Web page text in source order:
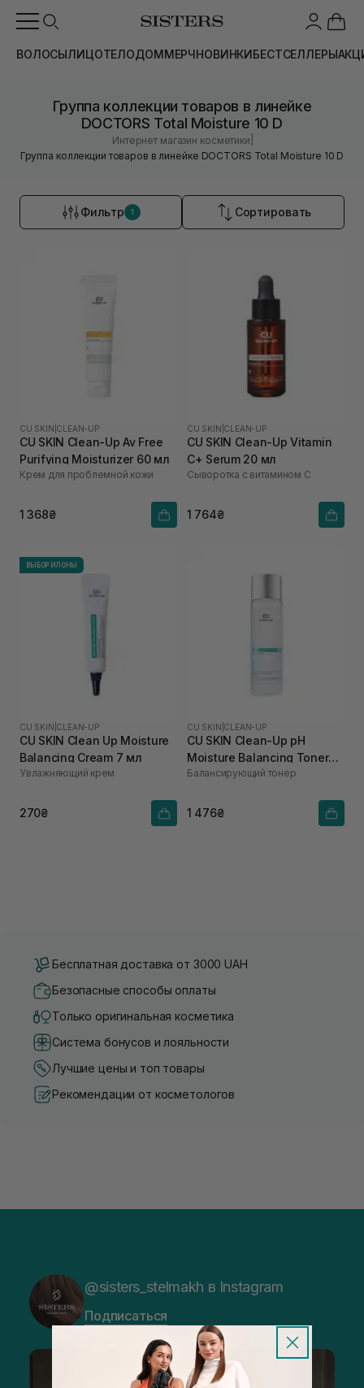
ВОЛОСЫЛИЦОТЕЛОДОММЕРЧНОВИНКИБЕСТСЕЛЛЕРЫ
Группа коллекции товаров в линейке
DOCTORS Total Moisture 10 D
Интернет магазин косметики
Группа коллекции товаров в линейке DOCTORS Total Moisture 10 D
Фильтр 1 Сортировать
CU SKIN CLEAN-UP
CU SKIN Clean-Up Av Free
Purifying Moisturizer 60 мл
Крем для проблемной кожи
1 368₴
CU SKIN CLEAN-UP
CU SKIN Clean-Up Vitamin
C+ Serum 20 мл
Сыворотка с витамином С
1 764₴
ВЫБОР ИЛОНЫ
CU SKIN CLEAN-UP
CU SKIN Clean Up Moisture
Balancing Cream 7 мл
Увлажняющий крем
270₴
CU SKIN CLEAN-UP
CU SKIN Clean-Up pH
Moisture Balancing Toner
200 мл
Балансирующий тонер
1 476₴
Бесплатная доставка от 3000 UAH
Безопасные способы оплаты
Только оригинальная косметика
Система бонусов и лояльности
Лучшие цены и топ товары
Рекомендации от косметологов
@sisters_stelmakh в Instagram
Подписаться